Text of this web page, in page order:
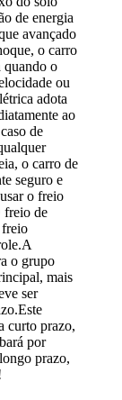
de energia
avançado
o carro
quando o
ou
adota
ao
de
o carro de
seguro e
o freio
freio de
freio
o grupo
mais
ser
curto prazo,
por
prazo,